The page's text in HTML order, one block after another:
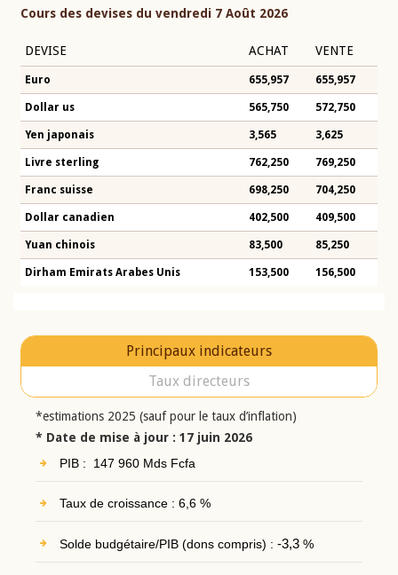
Cours des devises du vendredi 7 Août 2026
DEVISE ACHAT VENTE
Euro 655,957 655,957
Dollar us 565,750 572,750
Yen japonais 3,565 3,625
Livre sterling 762,250 769,250
Franc suisse 698,250 704,250
Dollar canadien 402,500 409,500
Yuan chinois 83,500 85,250
Dirham Emirats Arabes Unis 153,500 156,500
Principaux indicateurs
Taux directeurs
*estimations 2025 (sauf pour le taux d’inflation)
* Date de mise à jour : 17 juin 2026
PIB : 147 960 Mds Fcfa
Taux de croissance : 6,6 %
Solde budgétaire/PIB (dons compris) : -3,3%